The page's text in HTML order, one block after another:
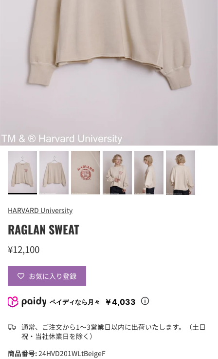
HARVARD University
RAGLAN SWEAT
¥12,100
お気に入り登録
ペイディなら月々 ￥4,033
通常、ご注文から1〜3営業日以内に出荷いたします。（土日
祝・当社休業日を除く）
商品番号:24HVD201WLtBeigeF